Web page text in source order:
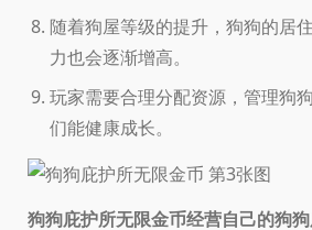
随着狗屋等级的提升，狗狗的居
力也会逐渐增高。
玩家需要合理分配资源，管理狗
们能健康成长。
狗狗庇护所无限金币经营自己的狗